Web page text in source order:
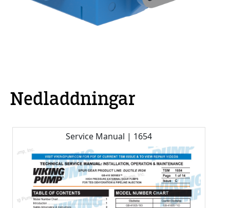
Nedladdningar
Service Manual | 1654